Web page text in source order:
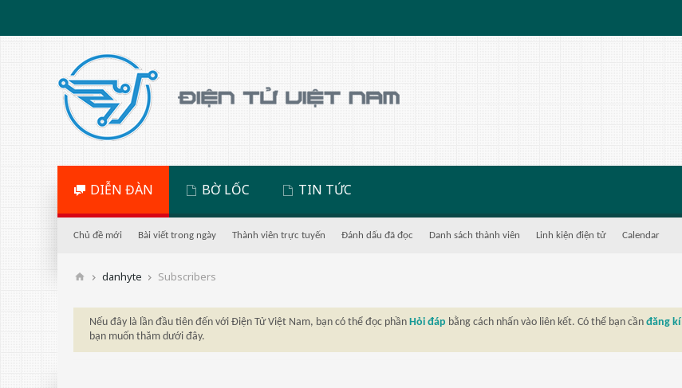
DIỄN ĐÀN BỜ LỐC TIN TỨC
Chủ đề mới Bài viết trong ngày Thành viên trực tuyến Đánh dấu đã đọc Danh sách thành viên Linh kiện điện tử Calendar
danhyte Subscribers
Nếu đây là lần đầu tiên đến với Điện Tử Việt Nam, bạn có thể đọc phần Hỏi đáp bằng cách nhấn vào liên kết. Có thể bạn cần đăng kí
bạn muốn thăm dưới đây.